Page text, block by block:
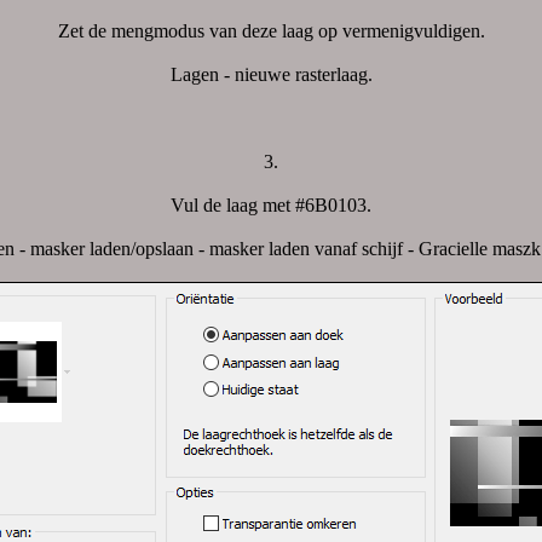
Zet de mengmodus van deze laag op vermenigvuldigen.
Lagen - nieuwe rasterlaag.
3.
Vul de laag met #6B0103.
- masker laden/opslaan - masker laden vanaf schijf - Gracielle